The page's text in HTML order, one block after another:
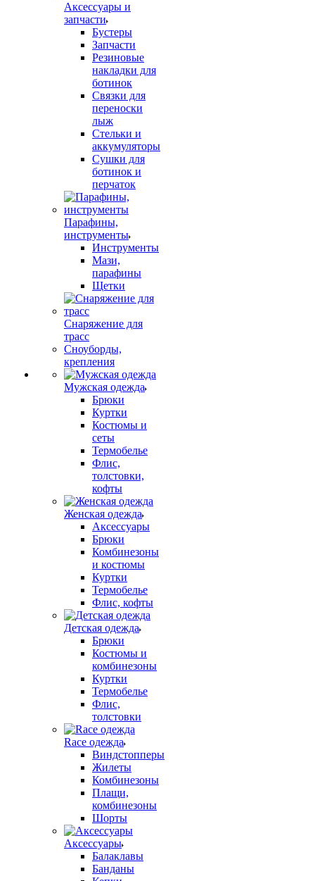
Аксессуары и
запчасти
Бустеры
Запчасти
Резиновые
накладки для
ботинок
Связки для
переноски
лыж
Стельки и
аккумуляторы
Сушки для
ботинок и
перчаток
Парафины,
инструменты
Инструменты
Мази,
парафины
Щетки
Снаряжение для
трасс
Сноуборды,
крепления
Мужская одежда
Брюки
Куртки
Костюмы и
сеты
Термобелье
Флис,
толстовки,
кофты
Женская одежда
Аксессуары
Брюки
Комбинезоны
и костюмы
Куртки
Термобелье
Флис, кофты
Детская одежда
Брюки
Костюмы и
комбинезоны
Куртки
Термобелье
Флис,
толстовки
Race одежда
Виндстопперы
Жилеты
Комбинезоны
Плащи,
комбинезоны
Шорты
Аксессуары
Балаклавы
Банданы